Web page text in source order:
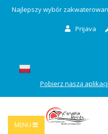
Najlepszy wybór
Prijava
Pobierz naszą
MENU